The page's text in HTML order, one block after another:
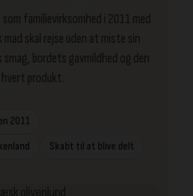
familievirksomhed i 2011 med
skal rejse uden at miste sin
bordets gavmildhed og den
produkt.
2011
Skabt til at blive delt